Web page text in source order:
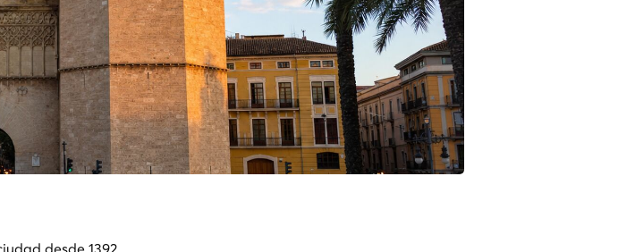
desde 1392.